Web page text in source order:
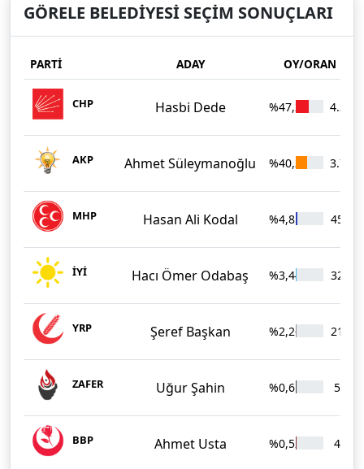
GÖRELE BELEDİYESİ SEÇİM SONUÇLARI
PARTİ ADAY OY/ORAN
CHP Hasbi Dede %47,28 4.393
AKP Ahmet Süleymanoğlu %40,35 3.749
MHP Hasan Ali Kodal %4,85 451
İYİ Hacı Ömer Odabaş %3,44 320
YRP Şeref Başkan %2,26 210
ZAFER Uğur Şahin %0,61 57
BBP Ahmet Usta %0,52 48